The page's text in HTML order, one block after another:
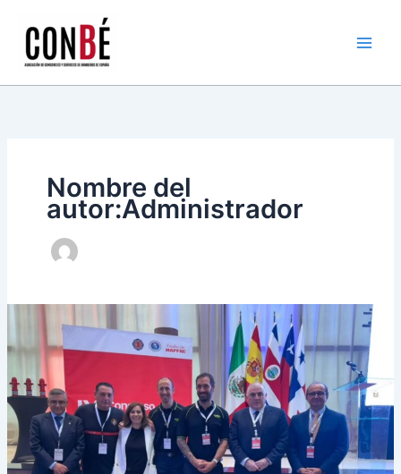
contenido
Nombre del
autor:Administrador
Congreso
de
la
Organización
de
Bomberos
Americanos